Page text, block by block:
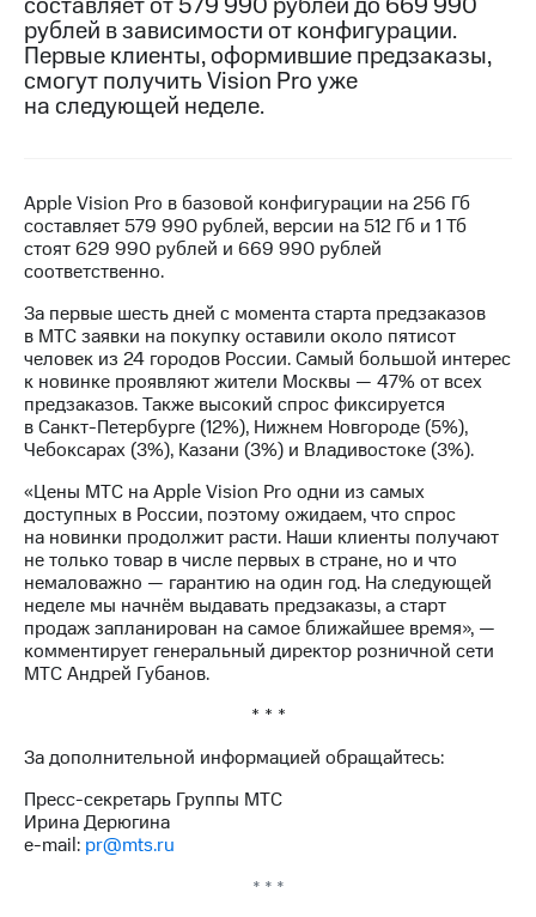
МТС
о технологиях
Достижения
Финансовая
отчетность
Контакты
Новости
в
регионе
и акционерам
Корпоративное
управление
Корпоративный
секретарь
Раскрытие
информации
Информация
акционерам
Документы
ПАО
"МТС"
Личный
кабинет
акционера
Акционерный
капитал
Контроль
рублей в зависимости от конфигурации.
Первые клиенты, оформившие предзаказы,
смогут получить Vision Pro уже
на следующей неделе.
Apple Vision Pro в базовой конфигурации на 256 Гб
составляет 579 990 рублей, версии на 512 Гб и 1 Тб
стоят 629 990 рублей и 669 990 рублей
соответственно.
За первые шесть дней с момента старта предзаказов
в МТС заявки на покупку оставили около пятисот
человек из 24 городов России. Самый большой интерес
к новинке проявляют жители Москвы — 47% от всех
предзаказов. Также высокий спрос фиксируется
в Санкт-Петербурге (12%), Нижнем Новгороде (5%),
Чебоксарах (3%), Казани (3%) и Владивостоке (3%).
«Цены МТС на Apple Vision Pro одни из самых
доступных в России, поэтому ожидаем, что спрос
на новинки продолжит расти. Наши клиенты получают
не только товар в числе первых в стране, но и что
немаловажно — гарантию на один год. На следующей
неделе мы начнём выдавать предзаказы, а старт
продаж запланирован на самое ближайшее время», —
комментирует генеральный директор розничной сети
МТС Андрей Губанов.
* * *
За дополнительной информацией обращайтесь:
Пресс-секретарь Группы МТС
Ирина Дерюгина
e-mail: pr@mts.ru
* * *